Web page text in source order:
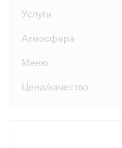
Услуги
Атмосфера
Меню
Цена/качество